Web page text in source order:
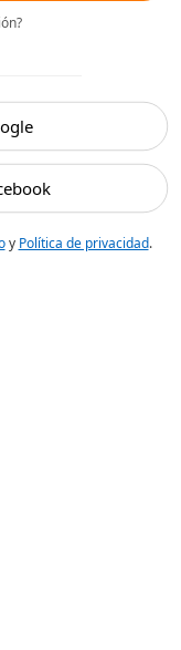
y Política de privacidad.